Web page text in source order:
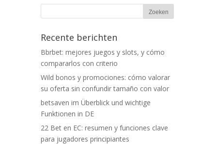
Recente berichten
Bbrbet: mejores juegos y slots, y cómo
compararlos con criterio
Wild bonos y promociones: cómo valorar
su oferta sin confundir tamaño con valor
betsaven im Überblick und wichtige
Funktionen in DE
22 Bet en EC: resumen y funciones clave
para jugadores principiantes